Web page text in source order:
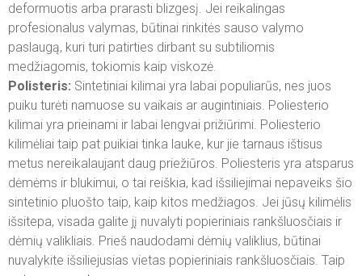
deformuotis arba prarasti blizgesį. Jei reikalingas
profesionalus valymas, būtinai rinkitės sauso valymo
paslaugą, kuri turi patirties dirbant su subtiliomis
medžiagomis, tokiomis kaip viskozė.
Polisteris: Sintetiniai kilimai yra labai populiarūs, nes juos
puiku turėti namuose su vaikais ar augintiniais. Poliesterio
kilimai yra prieinami ir labai lengvai prižiūrimi. Poliesterio
kilimėliai taip pat puikiai tinka lauke, kur jie tarnaus ištisus
metus nereikalaujant daug priežiūros. Poliesteris yra atsparus
dėmėms ir blukimui, o tai reiškia, kad išsiliejimai nepaveiks šio
sintetinio pluošto taip, kaip kitos medžiagos. Jei jūsų kilimėlis
išsitepa, visada galite jį nuvalyti popieriniais rankšluosčiais ir
dėmių valikliais. Prieš naudodami dėmių valiklius, būtinai
nuvalykite išsiliejusias vietas popieriniais rankšluosčiais. Taip